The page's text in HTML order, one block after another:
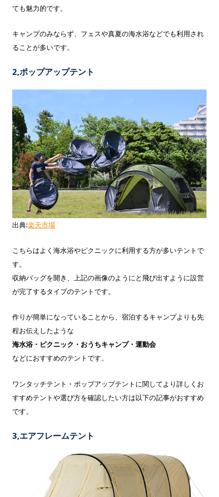
ても魅力的です。
キャンプのみならず、フェスや真夏の海水浴などでも利用され
ることが多いです。
2,ポップアップテント
出典:楽天市場
こちらはよく海水浴やピクニックに利用する方が多いテントで
す。
収納バッグを開き、上記の画像のようにと飛び出すように設営
が完了するタイプのテントです。
作りが簡単になっていることから、宿泊するキャンプよりも先
程お伝えしたような
海水浴・ピクニック・おうちキャンプ・運動会
などにおすすめのテントです。
ワンタッチテント・ポップアップテントに関してより詳しくお
すすめテントや選び方を確認したい方は以下の記事がおすすめ
です。
3,エアフレームテント